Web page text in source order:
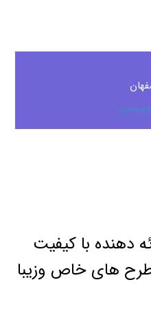
دهنده با کیفیت
های خاص وزیبا